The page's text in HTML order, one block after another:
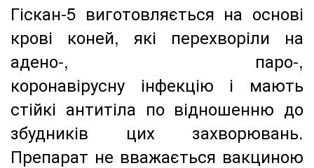
Гіскан-5 виготовляється на основі
крові коней, які перехворіли на
адено-, паро-,
коронавірусну інфекцію і мають
стійкі антитіла по відношенню до
збудників цих захворювань.
Препарат не вважається вакциною